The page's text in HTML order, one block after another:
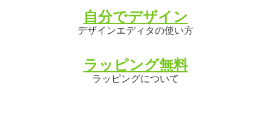
自分でデザイン
デザインエディタの使い方
ラッピング無料
ラッピングについて